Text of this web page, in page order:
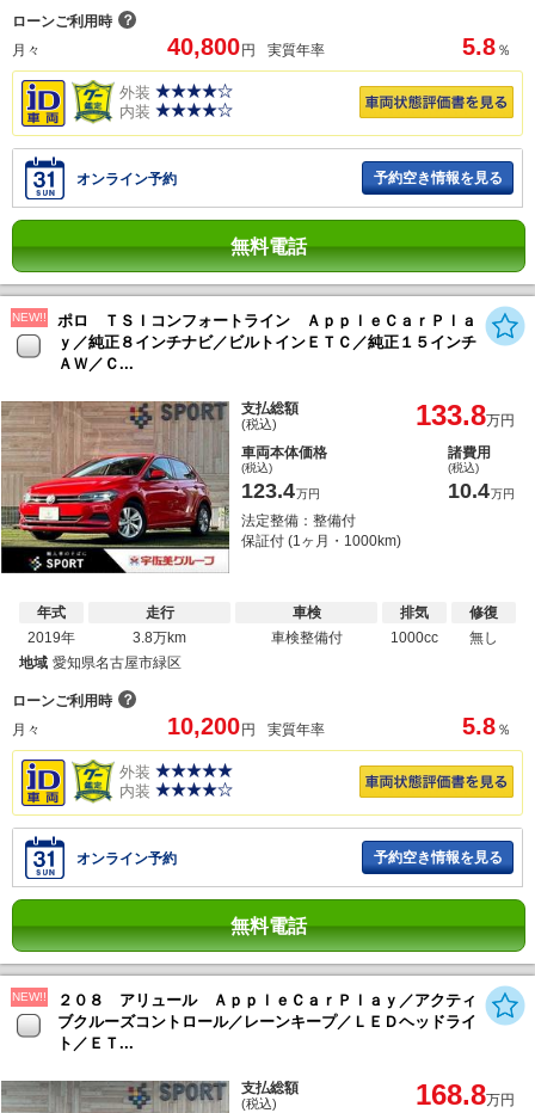
ローンご利用時 ？
月々
40,800 円 実質年率 5.8 ％
外装
内装
オンライン予約 予約空き情報を見る
無料電話
NEW!!
ポロ ＴＳＩコンフォートライン ＡｐｐｌｅＣａｒＰｌａ
ｙ／純正８インチナビ／ビルトインＥＴＣ／純正１５インチ
ＡＷ／Ｃ...
支払総額
(税込) 133.8万円
車両本体価格
(税込)
123.4万円
諸費用
(税込)
10.4万円
法定整備：整備付
保証付 (1ヶ月・1000km)
年式
2019年
走行
3.8万km
車検
車検整備付
排気
1000cc
修復
無し
地域 愛知県名古屋市緑区
ローンご利用時 ？
月々
10,200 円 実質年率 5.8 ％
外装
内装
オンライン予約 予約空き情報を見る
無料電話
NEW!!
２０８ アリュール ＡｐｐｌｅＣａｒＰｌａｙ／アクティ
ブクルーズコントロール／レーンキープ／ＬＥＤヘッドライ
ト／ＥＴ...
支払総額
(税込) 168.8万円